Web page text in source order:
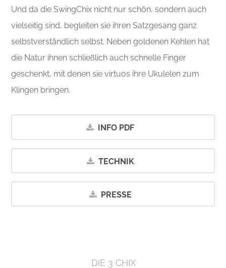
Und da die SwingChix nicht nur schön, sondern auch
vielseitig sind, begleiten sie ihren Satzgesang ganz
selbstverständlich selbst. Neben goldenen Kehlen hat
die Natur ihnen schließlich auch schnelle Finger
geschenkt, mit denen sie virtuos ihre Ukulelen zum
Klingen bringen.
INFO PDF
TECHNIK
PRESSE
DIE 3 CHIX